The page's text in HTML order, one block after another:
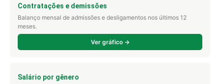
Contratações e demissões
Balanço mensal de admissões e desligamentos nos últimos 12
meses.
Ver gráfico →
Salário por gênero